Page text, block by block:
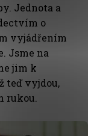
Jednota a
o
vyjádřením
Jsme na
jim k
teď vyjdou,
rukou.